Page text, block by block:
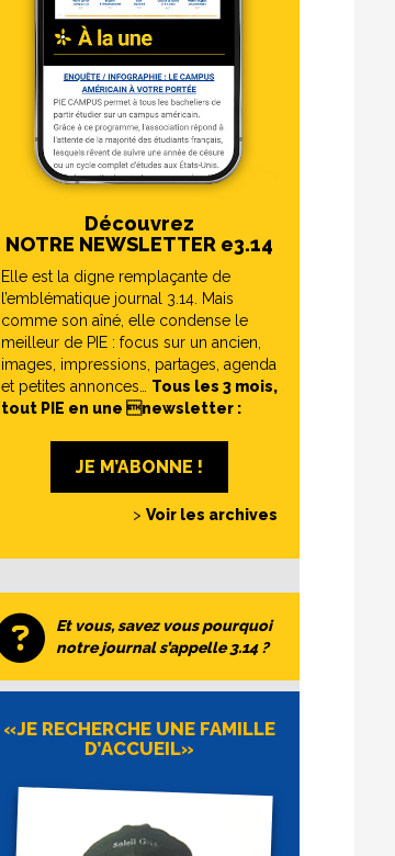
Découvrez
NOTRE NEWSLETTER e3.14
Elle est la digne remplaçante de
l’emblématique journal 3.14. Mais
comme son aîné, elle condense le
meilleur de PIE : focus sur un ancien,
images, impressions, partages, agenda
et petites annonces… Tous les 3 mois,
tout PIE en une newsletter :
JE M’ABONNE !
> Voir les archives
Et vous, savez vous pourquoi
notre journal s’appelle 3.14 ?
«JE RECHERCHE UNE FAMILLE
D’ACCUEIL»